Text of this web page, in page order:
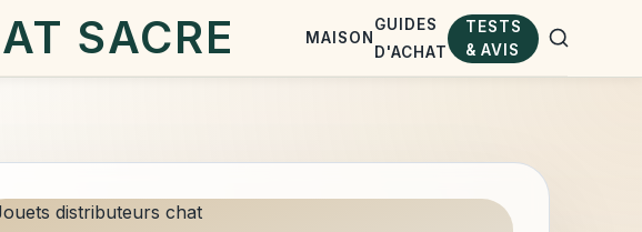
MAISON
GUIDES
D'ACHAT
TESTS
& AVIS